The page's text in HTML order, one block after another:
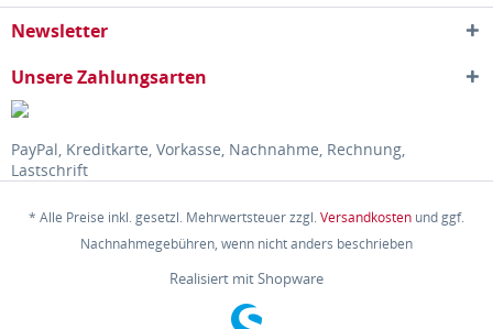
Newsletter
Unsere Zahlungsarten
PayPal, Kreditkarte, Vorkasse, Nachnahme, Rechnung,
Lastschrift
* Alle Preise inkl. gesetzl. Mehrwertsteuer zzgl.Versandkosten und ggf.
Nachnahmegebühren, wenn nicht anders beschrieben
Realisiert mit Shopware